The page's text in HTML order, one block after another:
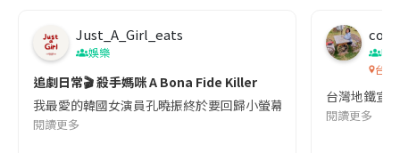
Just_A_Girl_eats
娛樂
追劇日常🎬 殺手媽咪 A Bona Fide Killer
我最愛的韓國女演員孔曉振終於要回歸小螢幕啦!這次的劇本改編
閱讀更多
co
吹
台灣
台灣地鐵宣
閱讀更多